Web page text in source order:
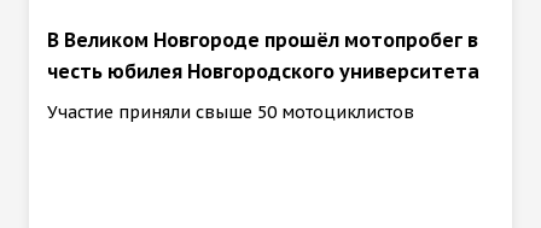
В Великом Новгороде прошёл мотопробег в
честь юбилея Новгородского университета
Участие приняли свыше 50 мотоциклистов